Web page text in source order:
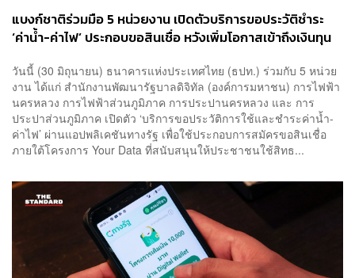
แบงก์ชาติร่วมมือ 5 หน่วยงาน เปิดตัวบริการขอประวัติชำระ
‘ค่าน้ำ-ค่าไฟ’ ประกอบขอสินเชื่อ หวังเพิ่มโอกาสเข้าถึงเงินทุน
วันนี้ (30 มิถุนายน) ธนาคารแห่งประเทศไทย (ธปท.) ร่วมกับ 5 หน่วย
งาน ได้แก่ สำนักงานพัฒนารัฐบาลดิจิทัล (องค์การมหาชน) การไฟฟ้า
นครหลวง การไฟฟ้าส่วนภูมิภาค การประปานครหลวง และ การ
ประปาส่วนภูมิภาค เปิดตัว ‘บริการขอประวัติการใช้และชำระค่าน้ำ-
ค่าไฟ’ ผ่านแอปพลิเคชันทางรัฐ เพื่อใช้ประกอบการสมัครขอสินเชื่อ
ภายใต้โครงการ Your Data ที่สนับสนุนให้ประชาชนใช้สิทธ...